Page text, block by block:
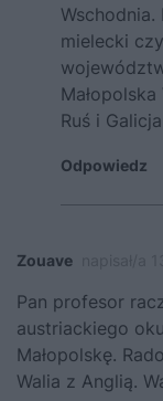
mielecki
Ruś i
Odpowiedz
Zouave
Pan profesor
austriackiego
Małopolskę.
Walia z Anglią.